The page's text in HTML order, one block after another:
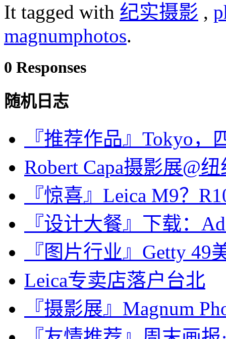
It tagged with 纪实摄影 ,
magnumphotos.
0 Responses
随机日志
『推荐作品』Tokyo，
Robert Capa摄影展@
『惊喜』Leica M9？
『设计大餐』下载：
『图片行业』Getty
Leica专卖店落户台北
『摄影展』Magnum